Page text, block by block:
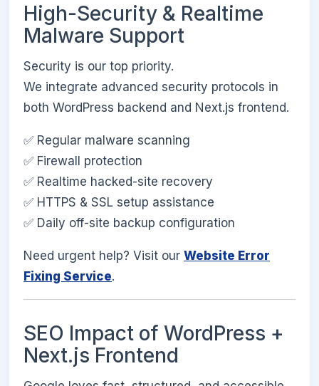
High-Security & Realtime
Malware Support
Security is our top priority.
We integrate advanced security protocols in
both WordPress backend and Next.js frontend.
✅ Regular malware scanning
✅ Firewall protection
✅ Realtime hacked-site recovery
✅ HTTPS & SSL setup assistance
✅ Daily off-site backup configuration
Need urgent help? Visit our Website Error
Fixing Service.
SEO Impact of WordPress +
Next.js Frontend